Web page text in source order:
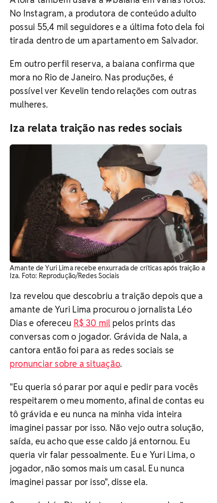
No Instagram, a produtora de conteúdo adulto
possui 55,4 mil seguidores e a última foto dela foi
tirada dentro de um apartamento em Salvador.
Em outro perfil reserva, a baiana confirma que
mora no Rio de Janeiro. Nas produções, é
possível ver Kevelin tendo relações com outras
mulheres.
Iza relata traição nas redes sociais
Amante de Yuri Lima recebe enxurrada de críticas após traição a
Iza. Foto: Reprodução/Redes Sociais
Iza revelou que descobriu a traição depois que a
amante de Yuri Lima procurou o jornalista Léo
Dias e ofereceu R$ 30 mil pelos prints das
conversas com o jogador. Grávida de Nala, a
cantora então foi para as redes sociais se
pronunciar sobre a situação.
"Eu queria só parar por aqui e pedir para vocês
respeitarem o meu momento, afinal de contas eu
tô grávida e eu nunca na minha vida inteira
imaginei passar por isso. Não vejo outra solução,
saída, eu acho que esse caldo já entornou. Eu
queria vir falar pessoalmente. Eu e Yuri Lima, o
jogador, não somos mais um casal. Eu nunca
imaginei passar por isso", disse ela.